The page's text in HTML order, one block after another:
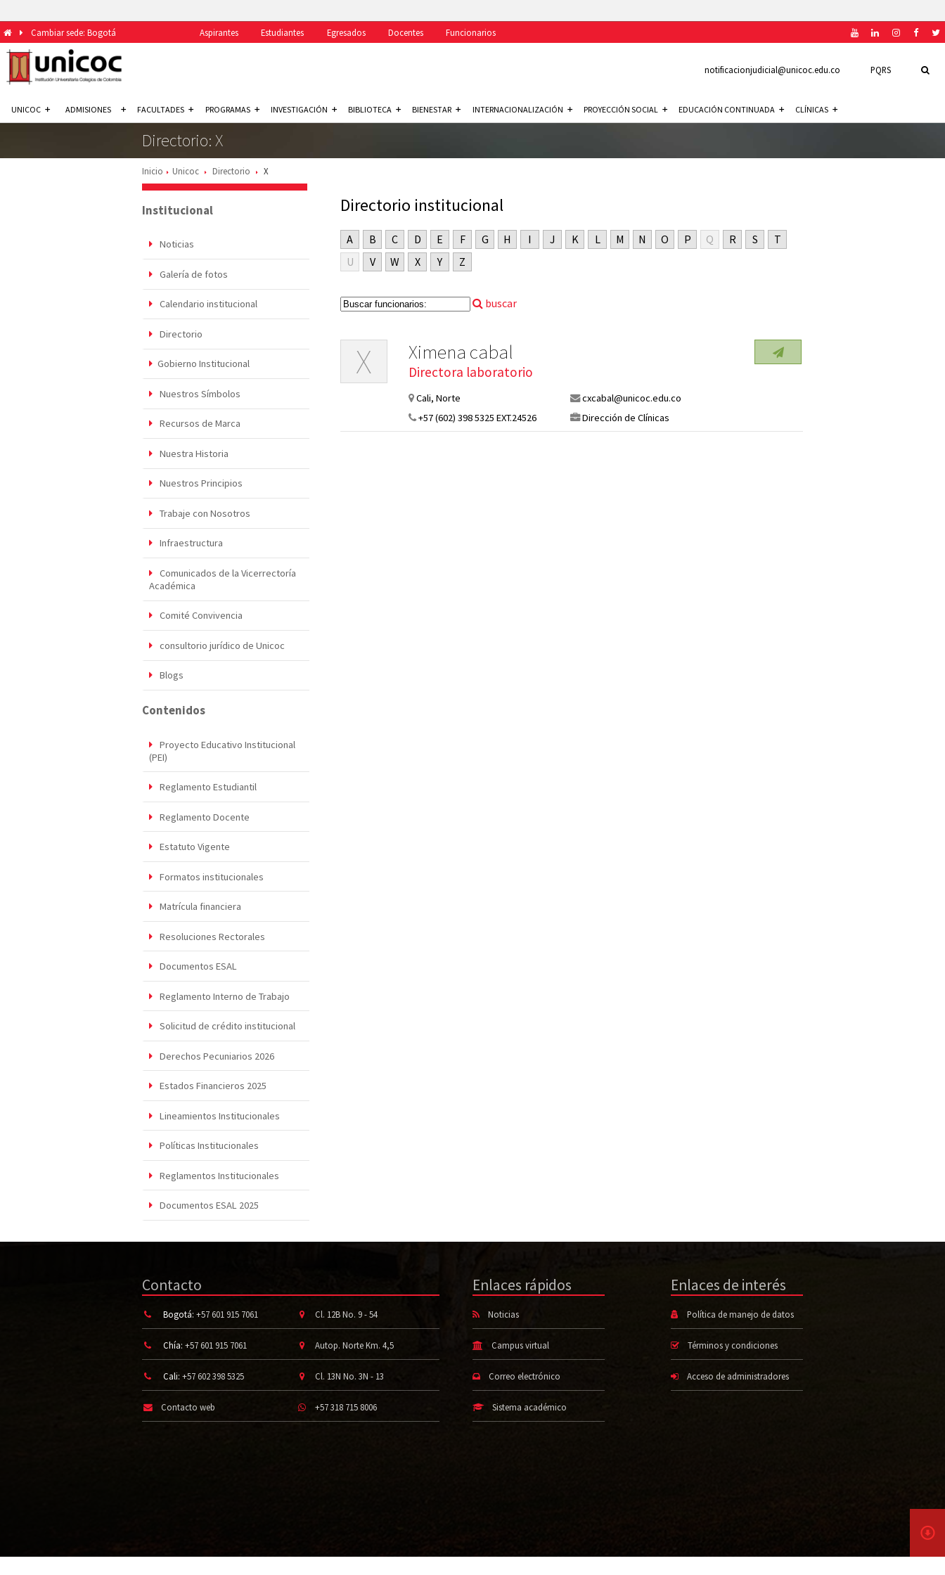
Cambiar sede: Bogotá Aspirantes Estudiantes Egresados Docentes Funcionarios
PQRS
notificacionjudicial@unicoc.edu.co
UNICOC ADMISIONES FACULTADES PROGRAMAS INVESTIGACIÓN BIBLIOTECA BIENESTAR INTERNACIONALIZACIÓN PROYECCIÓN SOCIAL EDUCACIÓN CONTINUADA CLÍNICAS
Directorio: X
Inicio Unicoc Directorio X
Institucional
Noticias
Galería de fotos
Calendario institucional
Directorio
Gobierno Institucional
Nuestros Símbolos
Recursos de Marca
Nuestra Historia
Nuestros Principios
Trabaje con Nosotros
Infraestructura
Comunicados de la Vicerrectoría
Académica
Comité Convivencia
consultorio jurídico de Unicoc
Blogs
Contenidos
Proyecto Educativo Institucional
(PEI)
Reglamento Estudiantil
Reglamento Docente
Estatuto Vigente
Formatos institucionales
Matrícula financiera
Resoluciones Rectorales
Documentos ESAL
Reglamento Interno de Trabajo
Solicitud de crédito institucional
Derechos Pecuniarios 2026
Estados Financieros 2025
Lineamientos Institucionales
Políticas Institucionales
Reglamentos Institucionales
Documentos ESAL 2025
Directorio institucional
A B C D E F G H I J K L M N O P Q R S
T
U
V W X Y Z
buscar
X Ximena cabal
Directora laboratorio
Cali, Norte
cxcabal@unicoc.edu.co
+57 (602) 398 5325 EXT.24526
Dirección de Clínicas
Contacto
Bogotá: +57 601 915 7061 Cl. 12B No. 9 - 54
Chía: +57 601 915 7061 Autop. Norte Km. 4,5
Cali: +57 602 398 5325 Cl. 13N No. 3N - 13
Contacto web +57 318 715 8006
Enlaces rápidos
Noticias
Campus virtual
Correo electrónico
Sistema académico
Enlaces de interés
Política de manejo de datos
Términos y condiciones
Acceso de administradores